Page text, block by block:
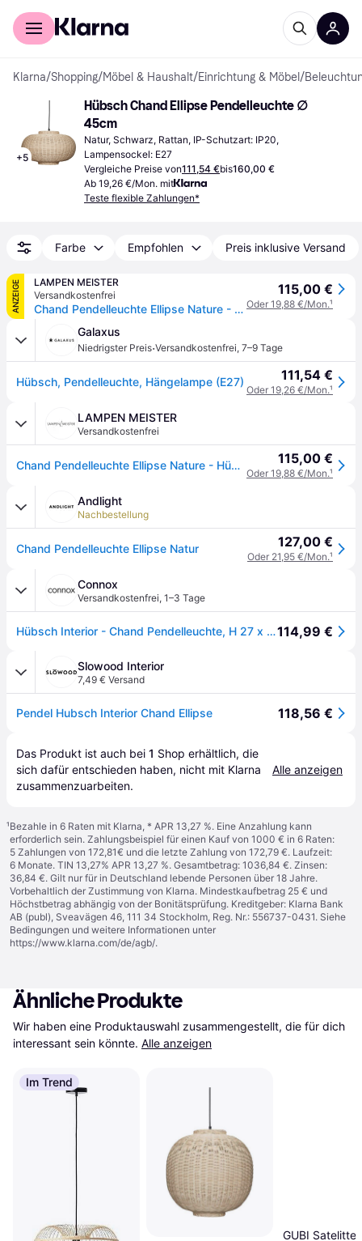
Für Shopper
Klarna/Shopping/Möbel & Haushalt/Einrichtung & Möbel /
+5
Hübsch Chand Ellipse Pendelleuchte ∅
45cm
Natur, Schwarz, Rattan, IP-Schutzart: IP20,
Lampensockel: E27
Vergleiche Preise von111,54 €bis160,00 €
Ab 19,26 €/Mon. mit
Teste flexible Zahlungen*
Farbe Empfohlen Preis inklusive Versand
ANZEIGE
LAMPEN MEISTER
Versandkostenfrei
Chand Pendelleuchte Ellipse Nature - Hübsch - Wohnzimmer
115,00 €
Oder 19,88 €/Mon.¹
Galaxus
Niedrigster Preis·Versandkostenfrei, 7–9 Tage
Hübsch, Pendelleuchte, Hängelampe (E27) 111,54 €
Oder 19,26 €/Mon.¹
LAMPEN MEISTER
Versandkostenfrei
Chand Pendelleuchte Ellipse Nature - Hübsch - Wohnzimmer 115,00 €
Oder 19,88 €/Mon.¹
Andlight
Nachbestellung
Chand Pendelleuchte Ellipse Natur 127,00 €
Oder 21,95 €/Mon.¹
Connox
Versandkostenfrei, 1–3 Tage
Hübsch Interior - Chand Pendelleuchte, H 27 x Ø 45 cm, rattan114,99 €
Slowood Interior
7,49 € Versand
Pendel Hubsch Interior Chand Ellipse 118,56 €
Das Produkt ist auch bei 1 Shop erhältlich, die
sich dafür entschieden haben, nicht mit Klarna
zusammenzuarbeiten.
Alle anzeigen
¹Bezahle in 6 Raten mit Klarna, * APR 13,27 %. Eine Anzahlung kann
erforderlich sein. Zahlungsbeispiel für einen Kauf von 1000 € in 6 Raten:
5 Zahlungen von 172,81€ und die letzte Zahlung von 172,79 €. Laufzeit:
6 Monate. TIN 13,27% APR 13,27 %. Gesamtbetrag: 1036,84 €. Zinsen:
36,84 €. Gilt nur für in Deutschland lebende Personen über 18 Jahre.
Vorbehaltlich der Zustimmung von Klarna. Mindestkaufbetrag 25 € und
Höchstbetrag abhängig von der Bonitätsprüfung. Kreditgeber: Klarna Bank
AB (publ), Sveavägen 46, 111 34 Stockholm, Reg. Nr.: 556737-0431. Siehe
Bedingungen und weitere Informationen unter
https://www.klarna.com/de/agb/.
Ähnliche Produkte
Wir haben eine Produktauswahl zusammengestellt, die für dich
interessant sein könnte. Alle anzeigen
Im Trend
GUBI Satelitte